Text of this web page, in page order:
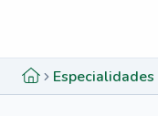
Especialidades